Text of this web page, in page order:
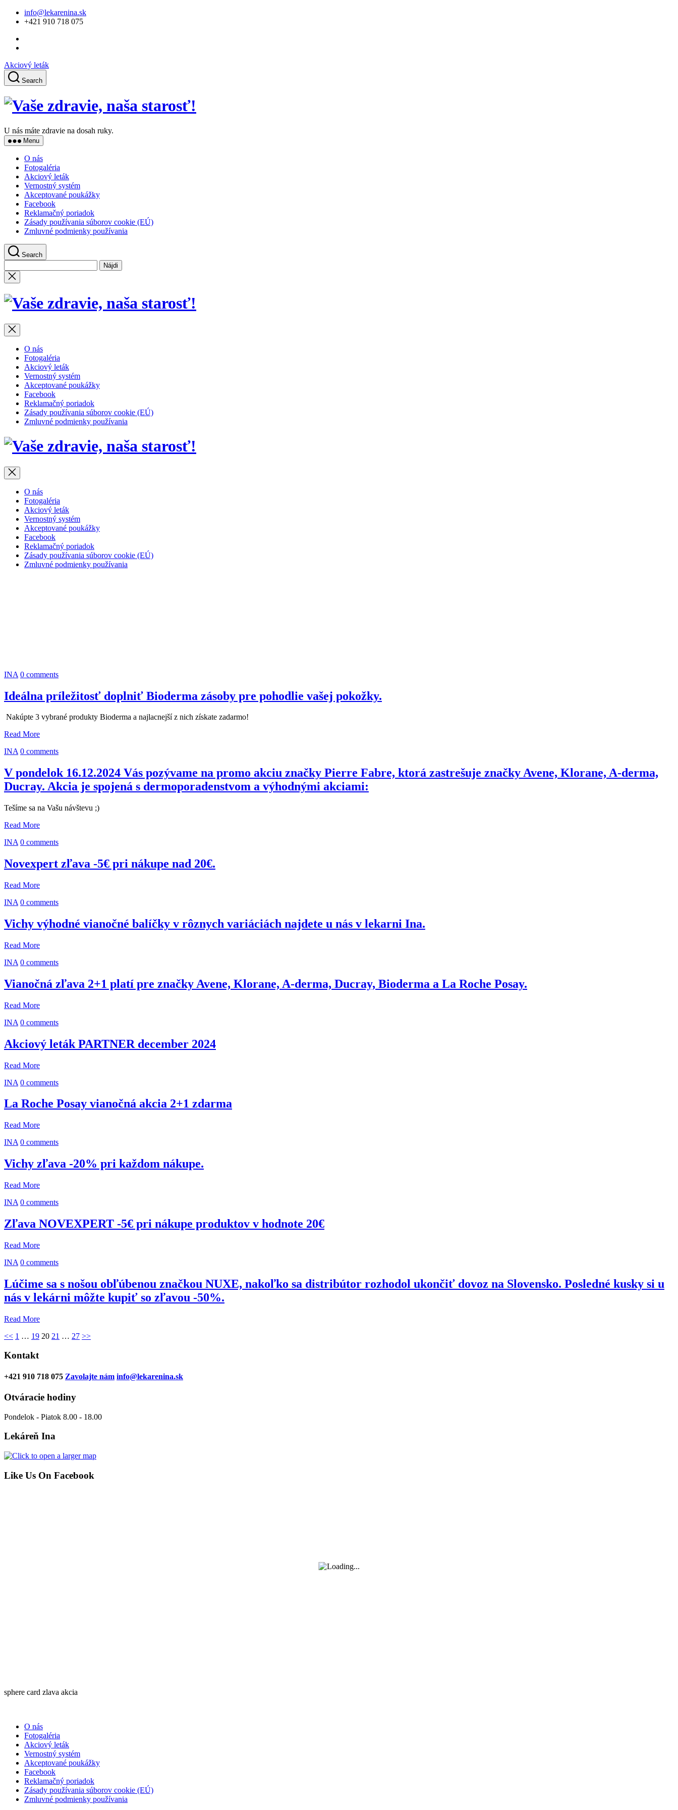
Skip
content
info@lekarenina.sk
+421 910 718 075
Akciový leták
Search
U nás máte zdravie na dosah ruky.
Menu
O nás
Fotogaléria
Akciový leták
Vernostný systém
Akceptované poukážky
Facebook
Reklamačný poriadok
Zásady používania súborov cookie (EÚ)
Zmluvné podmienky používania
Search
Close
search
O nás
Fotogaléria
Akciový leták
Vernostný systém
Akceptované poukážky
Facebook
Reklamačný poriadok
Zásady používania súborov cookie (EÚ)
Zmluvné podmienky používania
O nás
Fotogaléria
Akciový leták
Vernostný systém
Akceptované poukážky
Facebook
Reklamačný poriadok
Zásady používania súborov cookie (EÚ)
Zmluvné podmienky používania
INA 0 comments
Ideálna príležitosť doplniť Bioderma zásoby pre pohodlie vašej pokožky.
Nakúpte 3 vybrané produkty Bioderma a najlacnejší z nich získate zadarmo!
Read More
INA 0 comments
V pondelok 16.12.2024 Vás pozývame na promo akciu značky Pierre Fabre, ktorá zastrešuje značky Avene, Klorane, A-derma,
Ducray. Akcia je spojená s dermoporadenstvom a výhodnými akciami:
Tešíme sa na Vašu návštevu ;)
Read More
INA 0 comments
Novexpert zľava -5€ pri nákupe nad 20€.
Read More
INA 0 comments
Vichy výhodné vianočné balíčky v rôznych variáciách najdete u nás v lekarni Ina.
Read More
INA 0 comments
Vianočná zľava 2+1 platí pre značky Avene, Klorane, A-derma, Ducray, Bioderma a La Roche Posay.
Read More
INA 0 comments
Akciový leták PARTNER december 2024
Read More
INA 0 comments
La Roche Posay vianočná akcia 2+1 zdarma
Read More
INA 0 comments
Vichy zľava -20% pri každom nákupe.
Read More
INA 0 comments
Zľava NOVEXPERT -5€ pri nákupe produktov v hodnote 20€
Read More
INA 0 comments
Lúčime sa s nošou obľúbenou značkou NUXE, nakoľko sa distribútor rozhodol ukončiť dovoz na Slovensko. Posledné kusky si u
nás v lekárni môžte kupiť so zľavou -50%.
Read More
Stránkovanie
príspevkov
<< 1 … 19 20 21 … 27 >>
Kontakt
+421 910 718 075 Zavolajte nám info@lekarenina.sk
Otváracie hodiny
Pondelok - Piatok 8.00 - 18.00
Lekáreň Ina
Like Us On Facebook
sphere card zlava akcia
O nás
Fotogaléria
Akciový leták
Vernostný systém
Akceptované poukážky
Facebook
Reklamačný poriadok
Zásady používania súborov cookie (EÚ)
Zmluvné podmienky používania